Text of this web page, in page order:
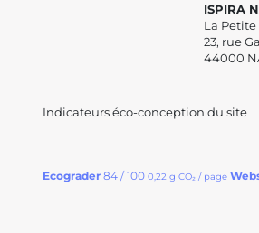
ISPIRA
La Petite
23, rue
44000
Indicateurs éco-conception du site
Ecograder 84 / 100 0,22 g CO₂ / page